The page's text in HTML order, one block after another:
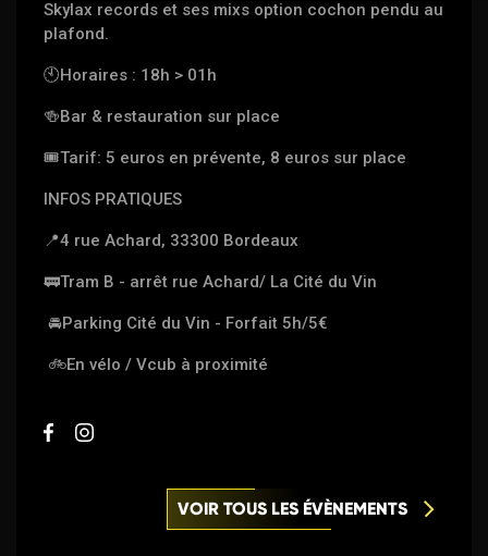
Skylax records et ses mixs option cochon pendu au
plafond.
🕙Horaires : 18h > 01h
🍻Bar & restauration sur place
🎟Tarif: 5 euros en prévente, 8 euros sur place
INFOS PRATIQUES
📍4 rue Achard, 33300 Bordeaux
🚃Tram B - arrêt rue Achard/ La Cité du Vin
🚘Parking Cité du Vin - Forfait 5h/5€
🚲En vélo / Vcub à proximité
VOIR TOUS LES ÉVÈNEMENTS